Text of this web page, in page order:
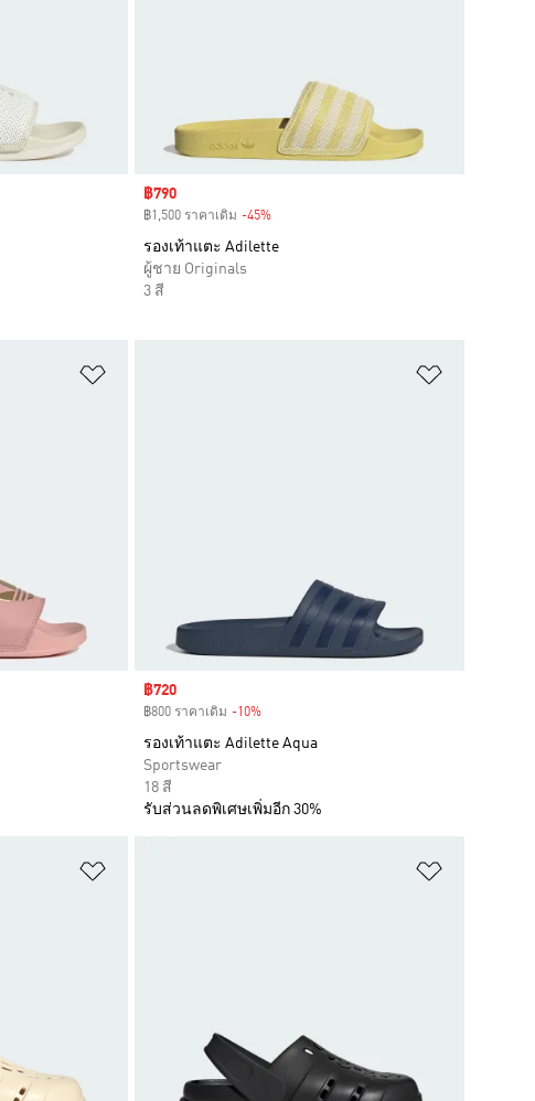
Sale price
฿790
฿1,500 ราคาเดิม -45%Discount
รองเท้าแตะ Adilette
ผู้ชาย Originals
3 สี
Sale price
฿720
฿800 ราคาเดิม -10%Discount
รองเท้าแตะ Adilette Aqua
Sportswear
18 สี
รับส่วนลดพิเศษเพิ่มอีก 30%